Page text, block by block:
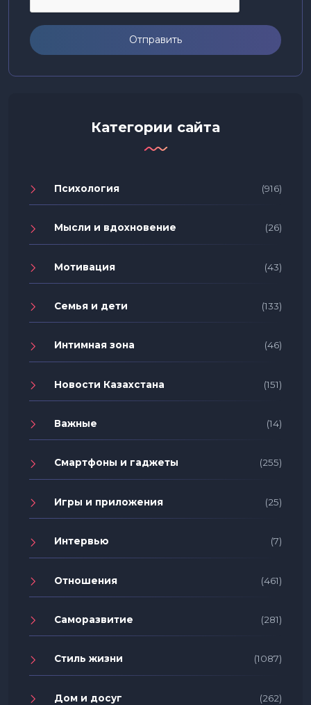
Отправить
Категории сайта
Психология (916)
Мысли и вдохновение (26)
Мотивация (43)
Семья и дети (133)
Интимная зона (46)
Новости Казахстана (151)
Важные (14)
Смартфоны и гаджеты (255)
Игры и приложения (25)
Интервью (7)
Отношения (461)
Саморазвитие (281)
Стиль жизни (1087)
Дом и досуг (262)